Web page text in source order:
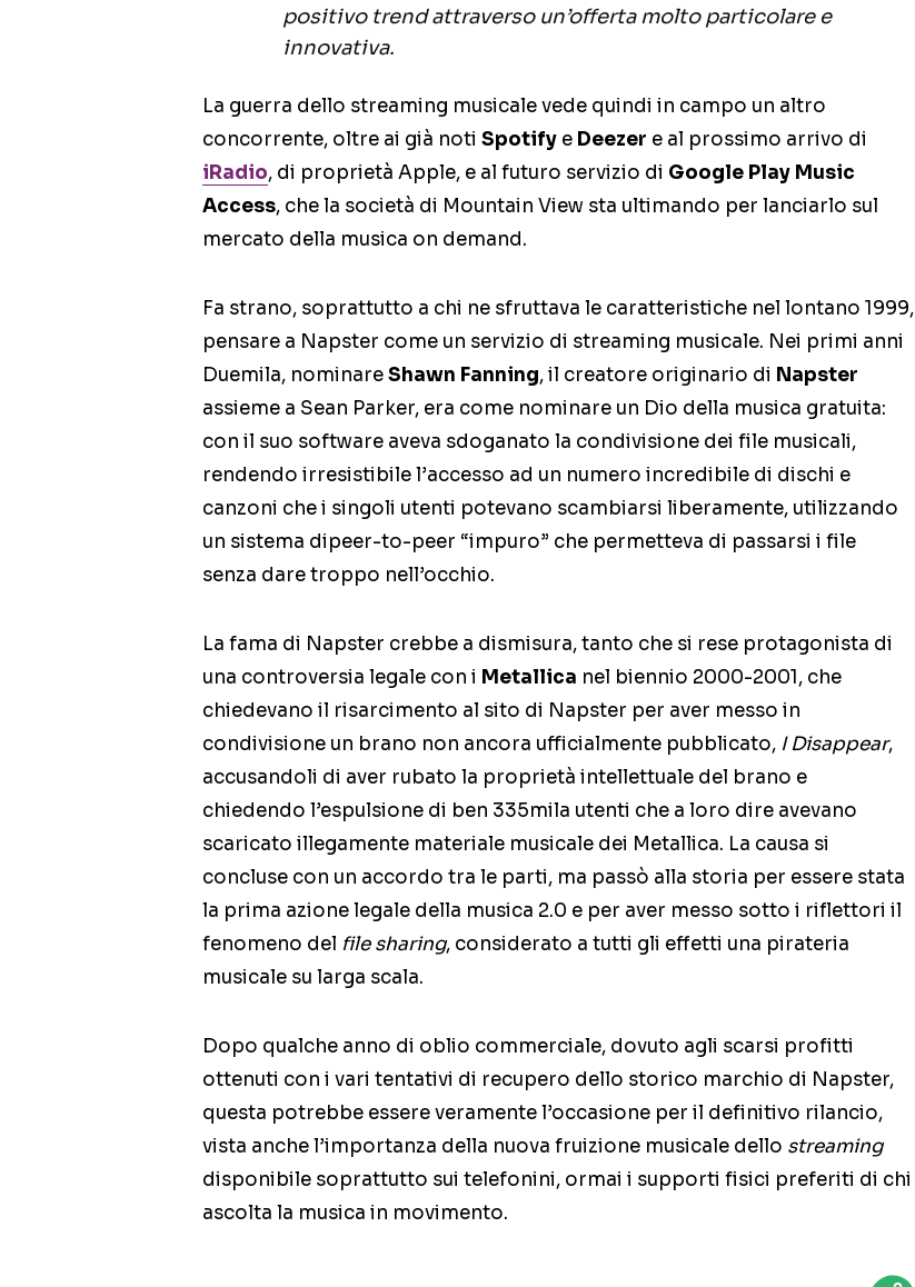
positivo trend attraverso un’offerta molto particolare e
innovativa.
La guerra dello streaming musicale vede quindi in campo un altro
concorrente, oltre ai già noti Spotify e Deezer e al prossimo arrivo di
iRadio, di proprietà Apple, e al futuro servizio di Google Play Music
Access, che la società di Mountain View sta ultimando per lanciarlo sul
mercato della musica on demand.
Fa strano, soprattutto a chi ne sfruttava le caratteristiche nel lontano 1999,
pensare a Napster come un servizio di streaming musicale. Nei primi anni
Duemila, nominareShawn Fanning, il creatore originario di Napster
assieme a Sean Parker, era come nominare un Dio della musica gratuita:
con il suo software aveva sdoganato la condivisione dei file musicali,
rendendo irresistibile l’accesso ad un numero incredibile di dischi e
canzoni che i singoli utenti potevano scambiarsi liberamente, utilizzando
un sistema dipeer-to-peer “impuro” che permetteva di passarsi i file
senza dare troppo nell’occhio.
La fama di Napster crebbe a dismisura, tanto che si rese protagonista di
una controversia legale con i Metallica nel biennio 2000-2001, che
chiedevano il risarcimento al sito di Napster per aver messo in
condivisione un brano non ancora ufficialmente pubblicato, I Disappear,
accusandoli di aver rubato la proprietà intellettuale del brano e
chiedendo l’espulsione di ben 335mila utenti che a loro dire avevano
scaricato illegamente materiale musicale dei Metallica. La causa si
concluse con un accordo tra le parti, ma passò alla storia per essere stata
la prima azione legale della musica 2.0 e per aver messo sotto i riflettori il
fenomeno del file sharing, considerato a tutti gli effetti una pirateria
musicale su larga scala.
Dopo qualche anno di oblio commerciale, dovuto agli scarsi profitti
ottenuti con i vari tentativi di recupero dello storico marchio di Napster,
questa potrebbe essere veramente l’occasione per il definitivo rilancio,
vista anche l’importanza della nuova fruizione musicale dello streaming
disponibile soprattutto sui telefonini, ormai i supporti fisici preferiti di chi
ascolta la musica in movimento.